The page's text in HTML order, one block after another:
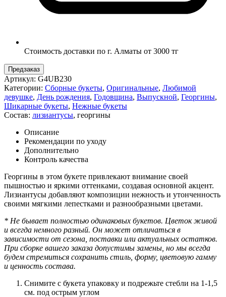
Стоимость доставки по г. Алматы от 3000 тг
Предзаказ
Артикул: G4UB230
Категории: Сборные букеты, Оригинальные, Любимой
девушке, День рождения, Годовщина, Выпускной, Георгины,
Шикарные букеты, Нежные букеты
Состав: лизиантусы, георгины
Описание
Рекомендации по уходу
Дополнительно
Контроль качества
Георгины в этом букете привлекают внимание своей
пышностью и яркими оттенками, создавая основной акцент.
Лизиантусы добавляют композиции нежность и утонченность
своими мягкими лепестками и разнообразными цветами.
* Не бывает полностью одинаковых букетов. Цветок живой
и всегда немного разный. Он может отличаться в
зависимости от сезона, поставки или актуальных остатков.
При сборке вашего заказа допустимы замены, но мы всегда
будем стремиться сохранить стиль, форму, цветовую гамму
и ценность состава.
Снимите с букета упаковку и подрежьте стебли на 1-1,5
см. под острым углом